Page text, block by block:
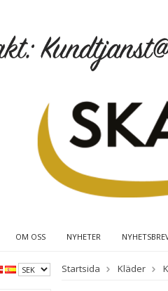
OM OSS NYHETER
Startsida Kläder